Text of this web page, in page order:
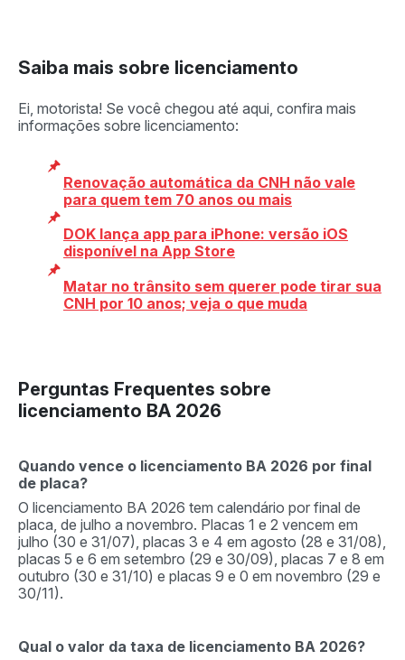
Saiba mais sobre licenciamento
Ei, motorista! Se você chegou até aqui, confira mais
informações sobre licenciamento:
Renovação automática da CNH não vale
para quem tem 70 anos ou mais
DOK lança app para iPhone: versão iOS
disponível na App Store
Matar no trânsito sem querer pode tirar sua
CNH por 10 anos; veja o que muda
Perguntas Frequentes sobre
licenciamento BA 2026
Quando vence o licenciamento BA 2026 por final
de placa?
O licenciamento BA 2026 tem calendário por final de
placa, de julho a novembro. Placas 1 e 2 vencem em
julho (30 e 31/07), placas 3 e 4 em agosto (28 e 31/08),
placas 5 e 6 em setembro (29 e 30/09), placas 7 e 8 em
outubro (30 e 31/10) e placas 9 e 0 em novembro (29 e
30/11).
Qual o valor da taxa de licenciamento BA 2026?